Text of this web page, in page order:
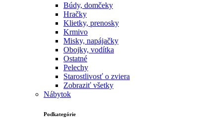
Búdy, domčeky
Hračky
Klietky, prenosky
Krmivo
Misky, napájačky
Obojky, vodítka
Ostatné
Pelechy
Starostlivosť o zviera
Zobraziť všetky
Nábytok
Podkategórie